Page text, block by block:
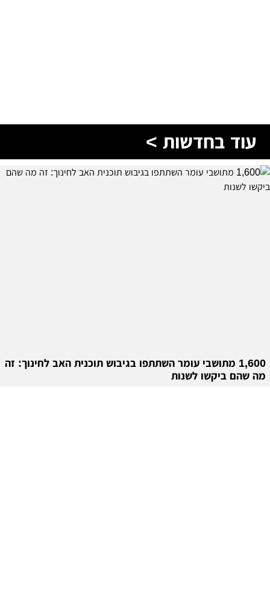
עוד בחדשות >
1,600 מתושבי עומר השתתפו בגיבוש תוכנית האב לחינוך: זה
מה שהם ביקשו לשנות